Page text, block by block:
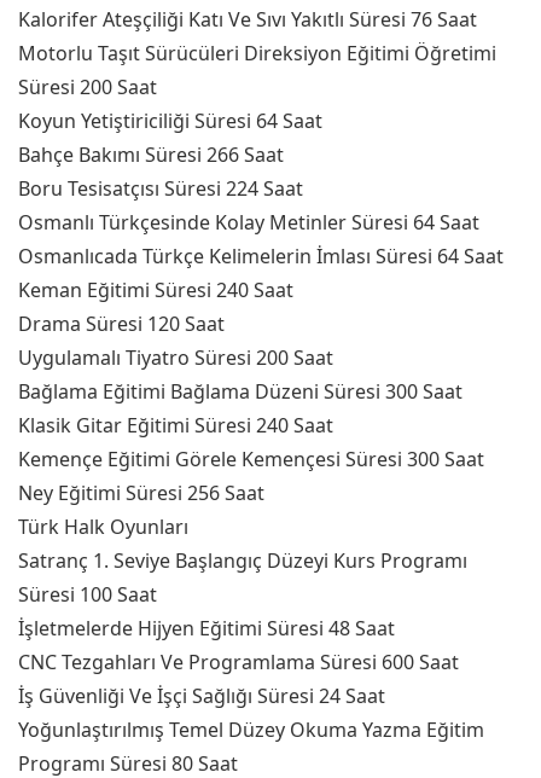
Kalorifer Ateşçiliği Katı Ve Sıvı Yakıtlı Süresi 76 Saat
Motorlu Taşıt Sürücüleri Direksiyon Eğitimi Öğretimi
Süresi 200 Saat
Koyun Yetiştiriciliği Süresi 64 Saat
Bahçe Bakımı Süresi 266 Saat
Boru Tesisatçısı Süresi 224 Saat
Osmanlı Türkçesinde Kolay Metinler Süresi 64 Saat
Osmanlıcada Türkçe Kelimelerin İmlası Süresi 64 Saat
Keman Eğitimi Süresi 240 Saat
Drama Süresi 120 Saat
Uygulamalı Tiyatro Süresi 200 Saat
Bağlama Eğitimi Bağlama Düzeni Süresi 300 Saat
Klasik Gitar Eğitimi Süresi 240 Saat
Kemençe Eğitimi Görele Kemençesi Süresi 300 Saat
Ney Eğitimi Süresi 256 Saat
Türk Halk Oyunları
Satranç 1. Seviye Başlangıç Düzeyi Kurs Programı
Süresi 100 Saat
İşletmelerde Hijyen Eğitimi Süresi 48 Saat
CNC Tezgahları Ve Programlama Süresi 600 Saat
İş Güvenliği Ve İşçi Sağlığı Süresi 24 Saat
Yoğunlaştırılmış Temel Düzey Okuma Yazma Eğitim
Programı Süresi 80 Saat